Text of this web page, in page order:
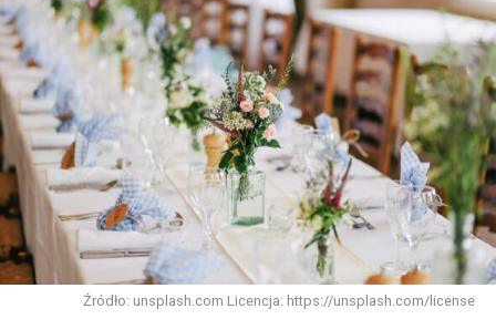
Źródło: unsplash.com Licencja: https://unsplash.com/license